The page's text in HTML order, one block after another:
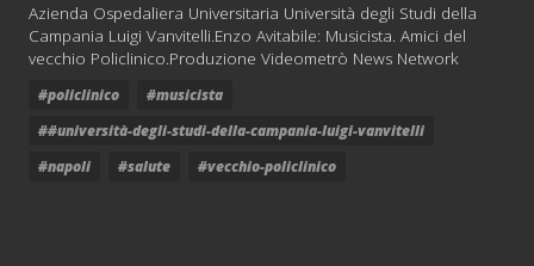
Azienda Ospedaliera Universitaria Università degli Studi della
Campania Luigi Vanvitelli.Enzo Avitabile: Musicista. Amici del
vecchio Policlinico.Produzione Videometrò News Network
#policlinico
#musicista
##università-degli-studi-della-campania-luigi-vanvitelli
#napoli
#salute #vecchio-policlinico